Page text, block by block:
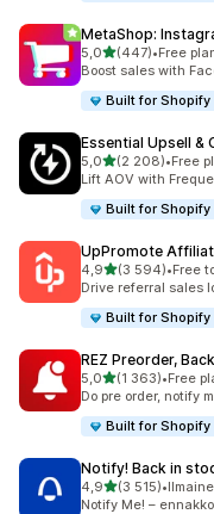
MetaShop:
5,0/ 5 tähteä
(447)
447 arvostelua
•Free
Boost sales with
Built for Shopify
Essential Upsell &
5,0/ 5 tähteä
(2 208)
2208 arvostelua
•Free
Lift AOV with
Built for Shopify
UpPromote
4,9/ 5 tähteä
(3 594)
3594 arvostelua
•Free
Drive referral sales
Built for Shopify
REZ Preorder,
5,0/ 5 tähteä
(1 363)
1363 arvostelua
•Free
Do pre order, notify
Built for Shopify
Notify! Back in
4,9/ 5 tähteä
(3 515)
3515 arvostelua
•
Notify Me! –